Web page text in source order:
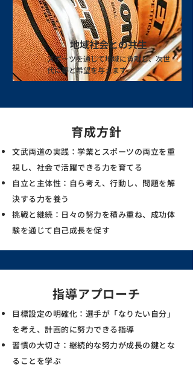
地域社会との共生
スポーツを通じて地域に貢献し、次世
代に夢と希望を与えます​
​育成方針
文武両道の実践：学業とスポーツの両立を重
視し、社会で活躍できる力を育てる
自立と主体性：自ら考え、行動し、問題を解
決する力を養う
挑戦と継続：日々の努力を積み重ね、成功体
験を通じて自己成長を促す
​指導アプローチ
目標設定の明確化：選手が「なりたい自分」
を考え、計画的に努力できる指導
習慣の大切さ：継続的な努力が成長の鍵とな
ることを学ぶ